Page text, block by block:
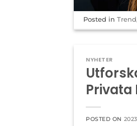
Posted inTrend
NYHETER
Privata
POSTED ON